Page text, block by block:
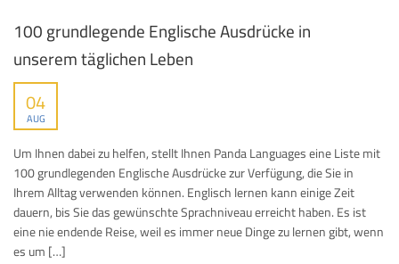
100 grundlegende Englische Ausdrücke in
unserem täglichen Leben
04
AUG
Um Ihnen dabei zu helfen, stellt Ihnen Panda Languages ​​eine Liste mit
100 grundlegenden Englische Ausdrücke zur Verfügung, die Sie in
Ihrem Alltag verwenden können. Englisch lernen kann einige Zeit
dauern, bis Sie das gewünschte Sprachniveau erreicht haben. Es ist
eine nie endende Reise, weil es immer neue Dinge zu lernen gibt, wenn
es um […]